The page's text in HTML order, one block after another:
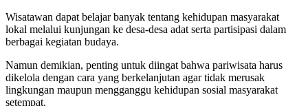
Wisatawan dapat belajar banyak tentang kehidupan masyarakat
lokal melalui kunjungan ke desa-desa adat serta partisipasi dalam
berbagai kegiatan budaya.
Namun demikian, penting untuk diingat bahwa pariwisata harus
dikelola dengan cara yang berkelanjutan agar tidak merusak
lingkungan maupun mengganggu kehidupan sosial masyarakat
setempat.